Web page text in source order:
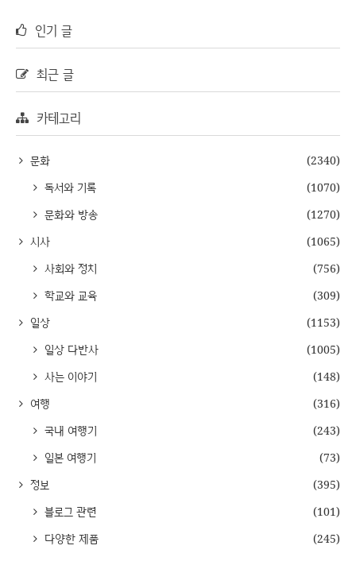
인기 글
최근 글
카테고리
문화
(2340)
독서와 기록
(1070)
문화와 방송
(1270)
시사
(1065)
사회와 정치
(756)
학교와 교육
(309)
일상
(1153)
일상 다반사
(1005)
사는 이야기
(148)
여행
(316)
국내 여행기
(243)
일본 여행기
(73)
정보
(395)
블로그 관련
(101)
다양한 제품
(245)